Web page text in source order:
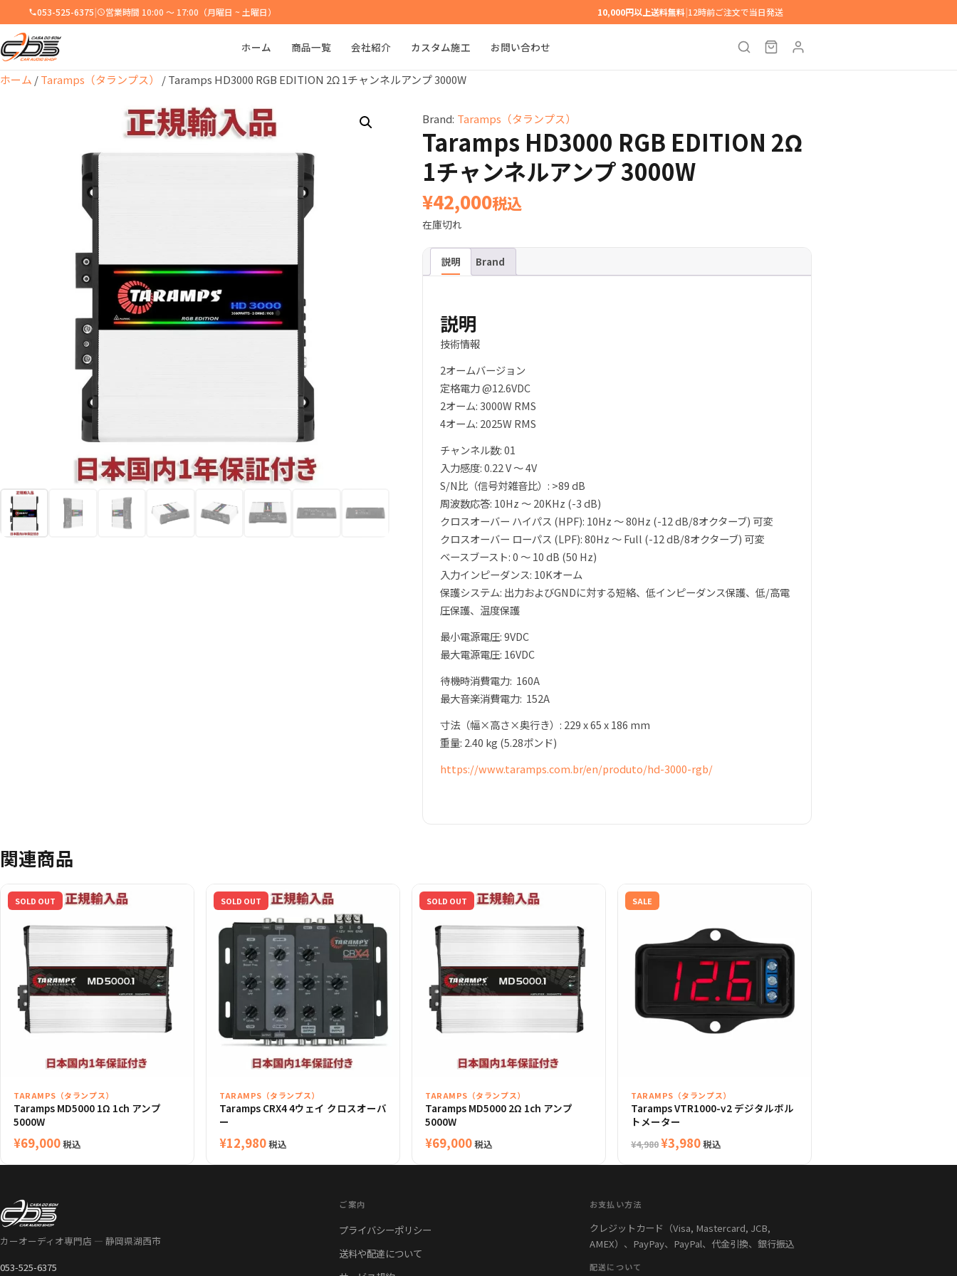
053-525-6375| 営業時間 10:00 ～ 17:00（月曜日 ~ 土曜日） 10,000円以上送料無料|12時前ご注文で当日発送
ホーム 商品一覧 会社紹介 カスタム施工 お問い合わせ
ホーム /Taramps（タランプス） / Taramps HD3000 RGB EDITION 2Ω 1チャンネルアンプ 3000W
Brand: Taramps（タランプス）
Taramps HD3000 RGB EDITION 2Ω
1チャンネルアンプ 3000W
¥42,000税込
在庫切れ
説明 Brand
説明
技術情報
2オームバージョン
定格電力 @12.6VDC
2オーム: 3000W RMS
4オーム: 2025W RMS
チャンネル数: 01
入力感度: 0.22 V ～ 4V
S/N比（信号対雑音比）: >89 dB
周波数応答: 10Hz ～ 20KHz (-3 dB)
クロスオーバー ハイパス (HPF): 10Hz ～ 80Hz (-12 dB/8オクターブ) 可変
クロスオーバー ローパス (LPF): 80Hz ～ Full (-12 dB/8オクターブ) 可変
ベースブースト: 0 ～ 10 dB (50 Hz)
入力インピーダンス: 10Kオーム
保護システム: 出力およびGNDに対する短絡、低インピーダンス保護、低/高電
圧保護、温度保護
最小電源電圧: 9VDC
最大電源電圧: 16VDC
待機時消費電力: 160A
最大音楽消費電力: 152A
寸法（幅×高さ×奥行き）: 229 x 65 x 186 mm
重量: 2.40 kg (5.28ポンド)
https://www.taramps.com.br/en/produto/hd-3000-rgb/
関連商品
SOLD OUT
TARAMPS（タランプス）
Taramps MD5000 1Ω 1ch アンプ
5000W
¥69,000税込
SOLD OUT
TARAMPS（タランプス）
Taramps CRX4 4ウェイ クロスオーバ
ー
¥12,980税込
SOLD OUT
TARAMPS（タランプス）
Taramps MD5000 2Ω 1ch アンプ
5000W
¥69,000税込
SALE
TARAMPS（タランプス）
Taramps VTR1000-v2 デジタルボル
トメーター
¥4,980元
¥4,980
で
¥3,980現
は
¥3,980
税込
カーオーディオ専門店 — 静岡県湖西市
053-525-6375
ご案内
プライバシーポリシー
送料や配達について
お支払い方法
クレジットカード（Visa, Mastercard, JCB,
AMEX）、PayPay、PayPal、代金引換、銀行振込
配送について